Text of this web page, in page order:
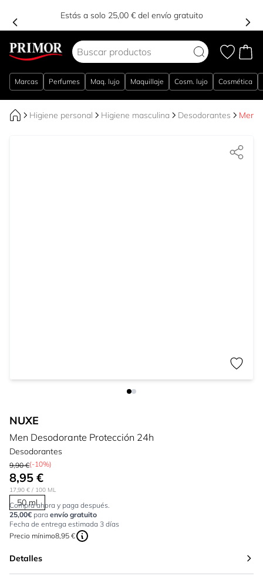
Estás a solo 25,00 € del envío gratuito
Marcas Perfumes Maq. lujo Maquillaje Cosm. lujo Cosmética
Higiene personal Higiene masculina Desodorantes Men
NUXE
Men Desodorante Protección 24h
Desodorantes
9,90 €(-10%)
8,95 €
17,90 € / 100 ML
50 ml
Compra ahora y paga después.
25,00€ para envío gratuito
Fecha de entrega estimada 3 días
Precio mínimo8,95 €
Detalles